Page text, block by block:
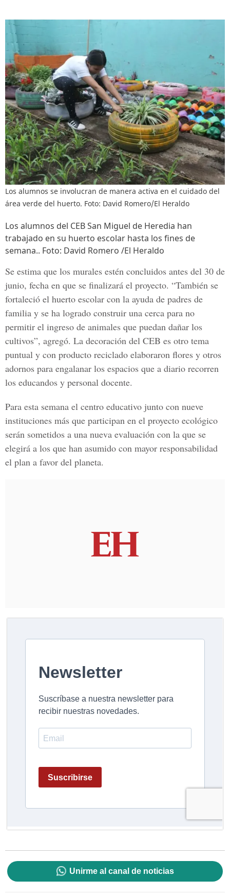
Los alumnos se involucran de manera activa en el cuidado del
área verde del huerto. Foto: David Romero/El Heraldo
Los alumnos del CEB San Miguel de Heredia han
trabajado en su huerto escolar hasta los fines de
semana.. Foto: David Romero /El Heraldo
Se estima que los murales estén concluidos antes del 30 de
junio, fecha en que se finalizará el proyecto. “También se
fortaleció el huerto escolar con la ayuda de padres de
familia y se ha logrado construir una cerca para no
permitir el ingreso de animales que puedan dañar los
cultivos”, agregó. La decoración del CEB es otro tema
puntual y con producto reciclado elaboraron flores y otros
adornos para engalanar los espacios que a diario recorren
los educandos y personal docente.
Para esta semana el centro educativo junto con nueve
instituciones más que participan en el proyecto ecológico
serán sometidos a una nueva evaluación con la que se
elegirá a los que han asumido con mayor responsabilidad
el plan a favor del planeta.
Unirme al canal de noticias